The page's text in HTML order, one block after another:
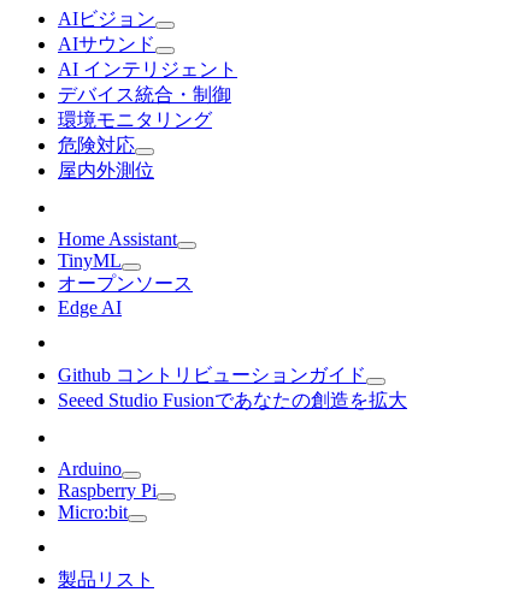
AIビジョン
AIサウンド
AI インテリジェント
デバイス統合・制御
環境モニタリング
危険対応
屋内外測位
Home Assistant
TinyML
オープンソース
Edge AI
Github コントリビューションガイド
Seeed Studio Fusionであなたの創造を拡大
Arduino
Raspberry Pi
Micro:bit
製品リスト